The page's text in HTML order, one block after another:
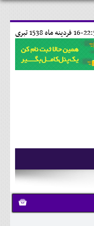
16 فردينه ماه 1538 تبری